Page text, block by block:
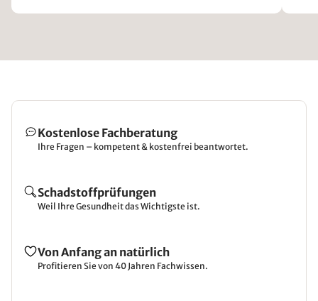
Kostenlose Fachberatung
Ihre Fragen – kompetent & kostenfrei beantwortet.
Schadstoffprüfungen
Weil Ihre Gesundheit das Wichtigste ist.
Von Anfang an natürlich
Profitieren Sie von 40 Jahren Fachwissen.